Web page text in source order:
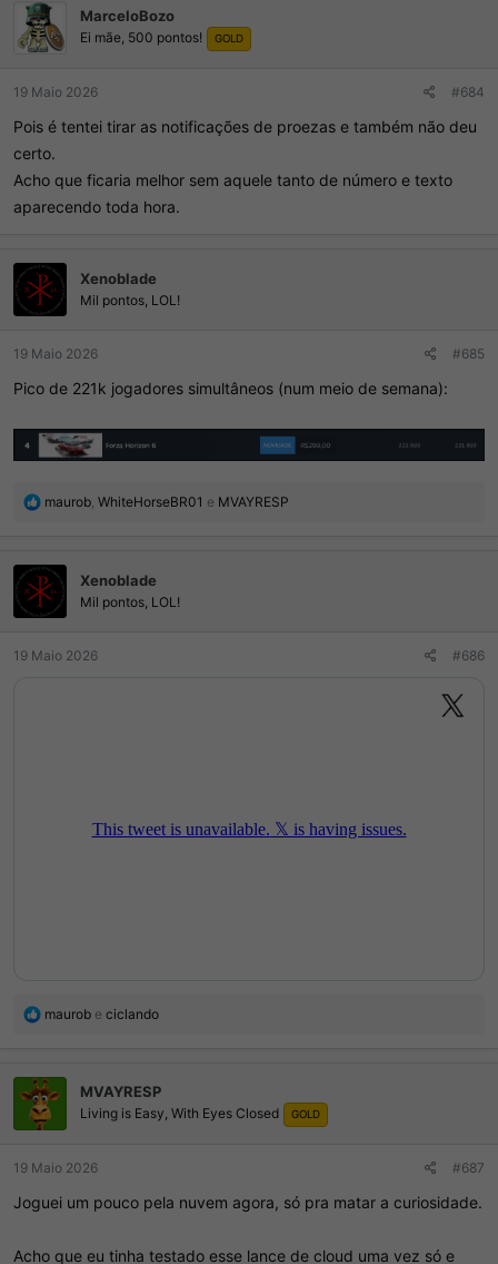
MarceloBozo
Ei mãe, 500 pontos! GOLD
19 Maio 2026 #684
Pois é tentei tirar as notificações de proezas e também não deu
certo.
Acho que ficaria melhor sem aquele tanto de número e texto
aparecendo toda hora.
Xenoblade
Mil pontos, LOL!
19 Maio 2026 #685
Pico de 221k jogadores simultâneos (num meio de semana):
R
ç
õ
e
s
maurob, WhiteHorseBR01 e MVAYRESP
Xenoblade
Mil pontos, LOL!
19 Maio 2026 #686
R
ç
õ
e
s
maurob e ciclando
MVAYRESP
Living is Easy, With Eyes Closed GOLD
19 Maio 2026 #687
Joguei um pouco pela nuvem agora, só pra matar a curiosidade.
Acho que eu tinha testado esse lance de cloud uma vez só e